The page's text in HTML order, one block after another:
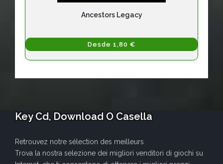
Ancestors Legacy
Desde 1,80 €
Key Cd, Download O Casella
Retrouvez notre sélection des meilleurs
Trova la nostra selezione dei migliori venditori di giochi su